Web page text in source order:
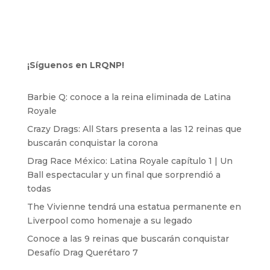
¡Síguenos en LRQNP!
Barbie Q: conoce a la reina eliminada de Latina
Royale
Crazy Drags: All Stars presenta a las 12 reinas que
buscarán conquistar la corona
Drag Race México: Latina Royale capítulo 1 | Un
Ball espectacular y un final que sorprendió a
todas
The Vivienne tendrá una estatua permanente en
Liverpool como homenaje a su legado
Conoce a las 9 reinas que buscarán conquistar
Desafío Drag Querétaro 7